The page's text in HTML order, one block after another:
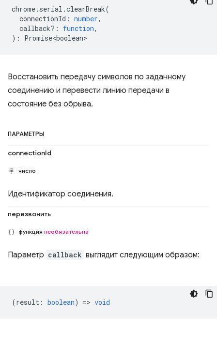
chrome. serial .clearBreak(
connectionId : number,
callback? : function,
) : Promise<boolean>
Восстановить передачу символов по заданному
соединению и перевести линию передачи в
состояние без обрыва.
ПАРАМЕТРЫ
connectionId
число
Идентификатор соединения.
перезвонить
функция необязательна
Параметр callback выглядит следующим образом:
(result : boolean) => void